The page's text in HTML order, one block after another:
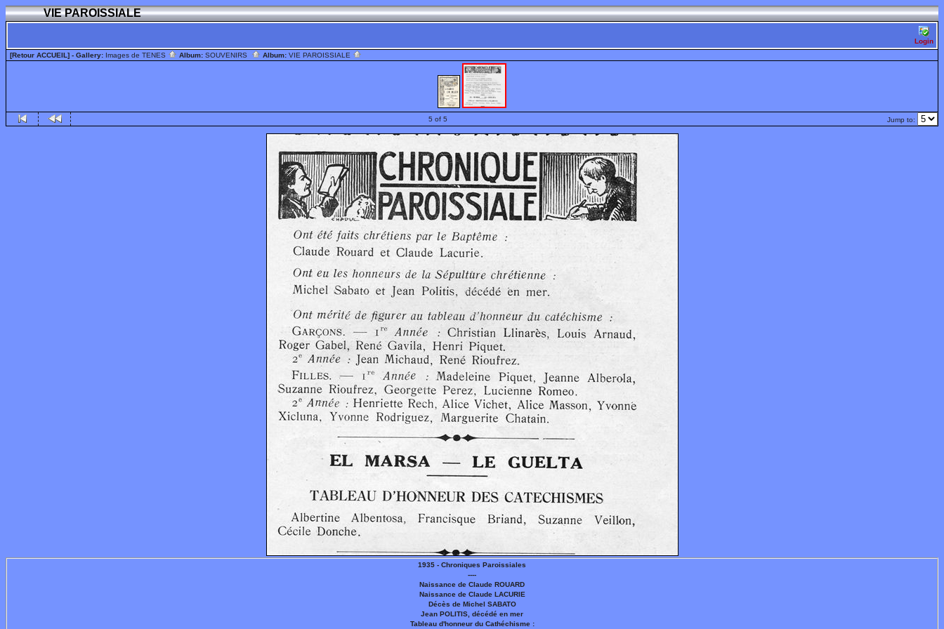
VIE PAROISSIALE
Login
[Retour ACCUEIL] - Gallery: Images de TENES Album: SOUVENIRS Album: VIE PAROISSIALE
5 of 5 Jump to:
1935 - Chroniques Paroissiales
----
Naissance de Claude ROUARD
Naissance de Claude LACURIE
Décès de Michel SABATO
Jean POLITIS, décédé en mer
Tableau d'honneur du Cathéchisme :